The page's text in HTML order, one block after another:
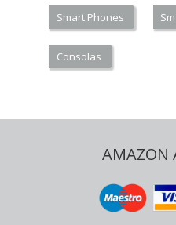
Smart Phones
Consolas
AMAZON